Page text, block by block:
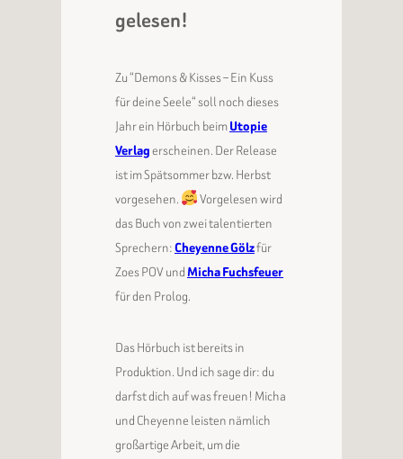
gelesen!
Zu “Demons & Kisses – Ein Kuss
für deine Seele“ soll noch dieses
Jahr ein Hörbuch beimUtopie
Verlagerscheinen. Der Release
ist im Spätsommer bzw. Herbst
vorgesehen.
Vorgelesen wird
das Buch von zwei talentierten
Sprechern:Cheyenne Gölzfür
Zoes POV undMicha Fuchsfeuer
für den Prolog.
Das Hörbuch ist bereits in
Produktion. Und ich sage dir: du
darfst dich auf was freuen! Micha
und Cheyenne leisten nämlich
großartige Arbeit, um die